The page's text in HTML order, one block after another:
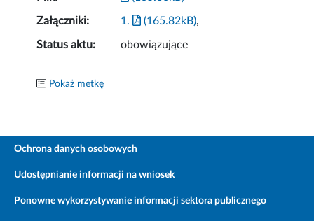
Załączniki: 1. (165.82kB),
Status aktu: obowiązujące
Pokaż metkę
Ochrona danych osobowych
Udostępnianie informacji na wniosek
Ponowne wykorzystywanie informacji sektora publicznego